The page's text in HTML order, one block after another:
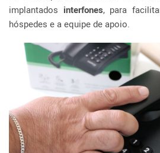
implantados interfones, para
hóspedes e a equipe de apoio.